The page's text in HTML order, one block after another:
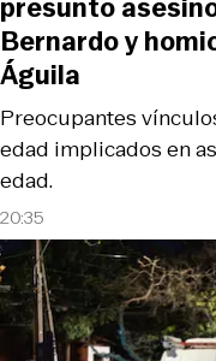
20:35
Preocupantes
edad implicados en
edad.
presunto
Bernardo y
Águila